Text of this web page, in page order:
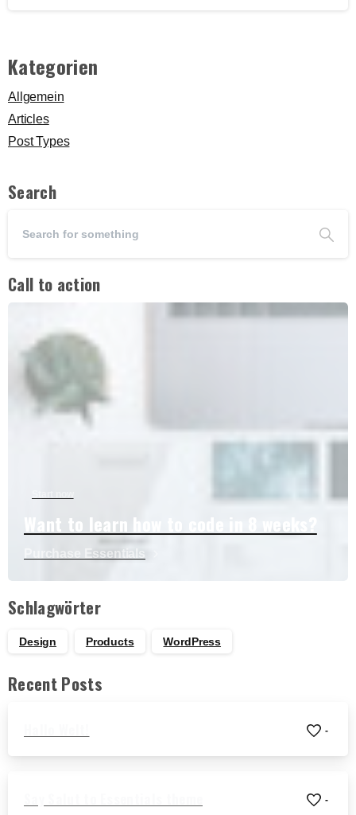
Kategorien
Allgemein
Articles
Post Types
Search
Call to action
Want to learn how to code in 8 weeks?
Purchase Essentials
Schlagwörter
Design Products WordPress
Recent Posts
-
-
Sportbootschein
oder/und
Mit dem interaktiven Online-Kurs wird das Lernen
der praktischen Ausbildung lernen Sie, wie ein
Info's zu Sbf See